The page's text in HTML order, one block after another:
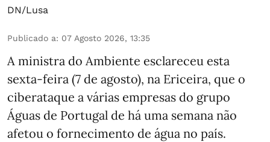
DN/Lusa
Publicado a: 07 Agosto 2026, 13:35
A ministra do Ambiente esclareceu esta
sexta-feira (7 de agosto), na Ericeira, que o
ciberataque a várias empresas do grupo
Águas de Portugal de há uma semana não
afetou o fornecimento de água no país.